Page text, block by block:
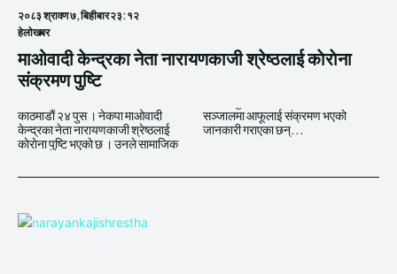
२०८३ श्रावण ७, बिहीबार २३:१२
हेलाेखबर
माओवादी केन्द्रका नेता नारायणकाजी श्रेष्ठलाई काेराेना
संक्रमण पुष्टि
काठमाडाैं २४ पुस । नेकपा माओवादी
केन्द्रका नेता नारायणकाजी श्रेष्ठलाई
काेराेना पुष्टि भएकाे छ । उनले सामाजिक
सञ्जालमा आफूलाई संक्रमण भएकाे
जानकारी गराएका छन्...